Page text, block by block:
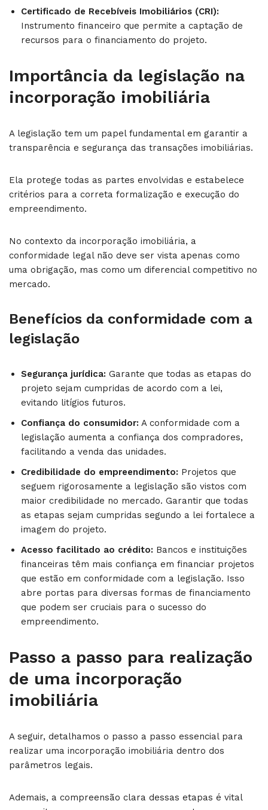
Certificado de Recebíveis Imobiliários (CRI):
Instrumento financeiro que permite a captação de
recursos para o financiamento do projeto.
Importância da legislação na
incorporação imobiliária
A legislação tem um papel fundamental em garantir a
transparência e segurança das transações imobiliárias.
Ela protege todas as partes envolvidas e estabelece
critérios para a correta formalização e execução do
empreendimento.
No contexto da incorporação imobiliária, a
conformidade legal não deve ser vista apenas como
uma obrigação, mas como um diferencial competitivo no
mercado.
Benefícios da conformidade com a
legislação
Segurança jurídica: Garante que todas as etapas do
projeto sejam cumpridas de acordo com a lei,
evitando litígios futuros.
Confiança do consumidor: A conformidade com a
legislação aumenta a confiança dos compradores,
facilitando a venda das unidades.
Credibilidade do empreendimento: Projetos que
seguem rigorosamente a legislação são vistos com
maior credibilidade no mercado. Garantir que todas
as etapas sejam cumpridas segundo a lei fortalece a
imagem do projeto.
Acesso facilitado ao crédito: Bancos e instituições
financeiras têm mais confiança em financiar projetos
que estão em conformidade com a legislação. Isso
abre portas para diversas formas de financiamento
que podem ser cruciais para o sucesso do
empreendimento.
Passo a passo para realização
de uma incorporação
imobiliária
A seguir, detalhamos o passo a passo essencial para
realizar uma incorporação imobiliária dentro dos
parâmetros legais.
Ademais, a compreensão clara dessas etapas é vital